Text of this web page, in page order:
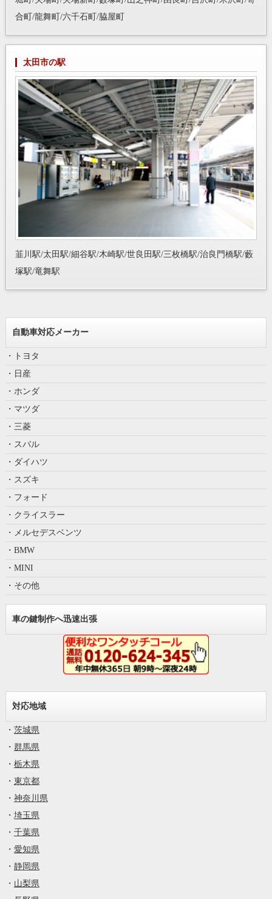
合町/龍舞町/六千石町/脇屋町
太田市の駅
韮川駅/太田駅/細谷駅/木崎駅/世良田駅/三枚橋駅/治良門橋駅/藪
塚駅/竜舞駅
自動車対応メーカー
・トヨタ
・日産
・ホンダ
・マツダ
・三菱
・スバル
・ダイハツ
・スズキ
・フォード
・クライスラー
・メルセデスベンツ
・BMW
・MINI
・その他
車の鍵制作へ迅速出張
対応地域
・ 茨城県
・ 群馬県
・ 栃木県
・ 東京都
・ 神奈川県
・ 埼玉県
・ 千葉県
・ 愛知県
・ 静岡県
・ 山梨県